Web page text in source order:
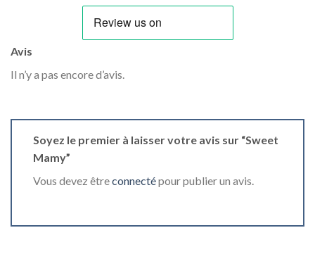
Avis
Il n’y a pas encore d’avis.
Soyez le premier à laisser votre avis sur “Sweet
Mamy”
Vous devez êtreconnectépour publier un avis.